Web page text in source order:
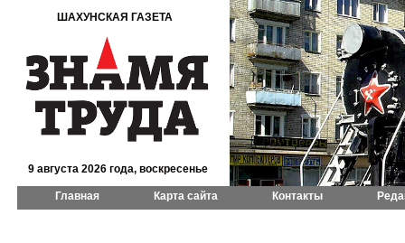
ШАХУНСКАЯ ГАЗЕТА
9 августа 2026 года, воскресенье
Главная Карта сайта Контакты